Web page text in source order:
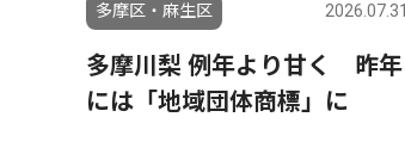
多摩区・麻生区 2026.07.31
多摩川梨 例年より甘く 昨年
には「地域団体商標」に